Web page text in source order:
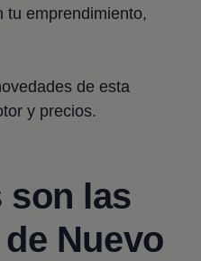
tu emprendimiento,
de esta
y precios.
son las
Nuevo